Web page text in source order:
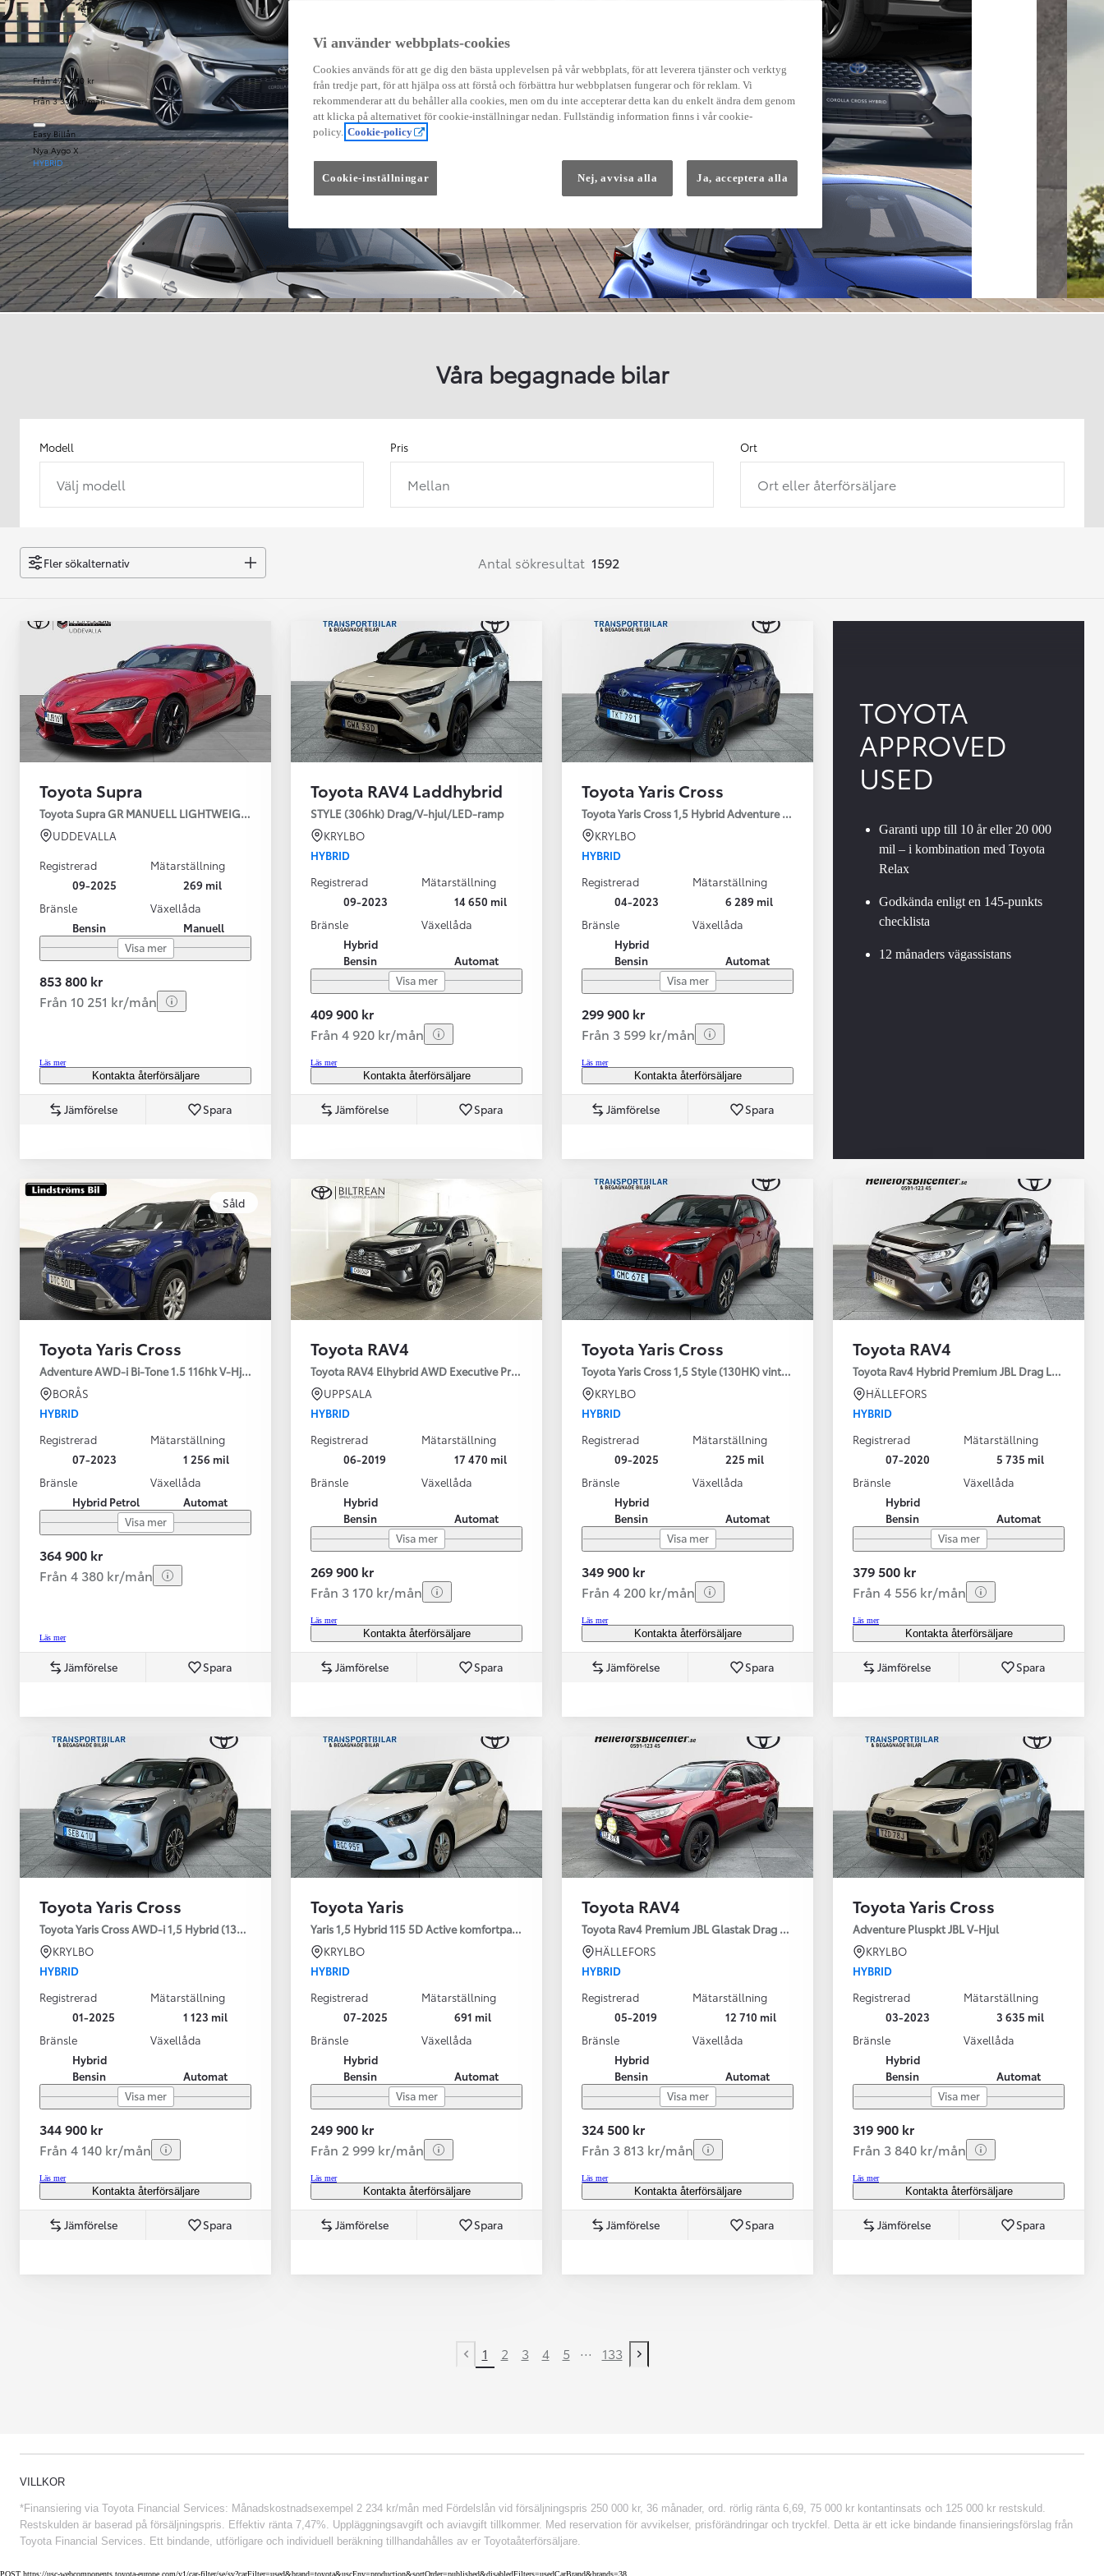
Från 479 900 kr
Från 3 333 kr/mån
Easy Billån
Från 569 900 kr
Från 3 958 kr/mån
Nya Aygo X
HYBRID
Från 238 900 kr
Easy Billån
HYBRID
GR Yaris
BENSIN
Från 599 900 kr
Corolla
HYBRID
Från 324 900 kr
Från 3 194 kr/mån
HYBRID
Från 360 900 kr
Från 3 548 kr/mån
Easy Billån
Toyota C-HR
HYBRID & LADDHYBRID
Från 350 900 kr
Från 3 450 kr/mån
Easy Billån
Toyota GR Supra
BENSIN
Nya GR GT
The soul lives on
Vi har Sveriges mest nöjda
Toyota
När varje jobb
Våra begagnade bilar
Modell
Välj modell
Pris
Mellan
Ort
Ort eller återförsäljare
Fler sökalternativ Antal sökresultat 1592
Toyota Supra
Toyota Supra GR MANUELL LIGHTWEIGHT EVO / OMG LEV! MOMSBIL!
UDDEVALLA
Registrerad
09-2025
Mätarställning
269 mil
Bränsle
Bensin
Växellåda
Manuell
Visa mer
853 800 kr
Från 10 251 kr/mån
Läs mer
Kontakta återförsäljare
Jämförelse Spara
Toyota RAV4 Laddhybrid
STYLE (306hk) Drag/V-hjul/LED-ramp
KRYLBO
HYBRID
Registrerad
09-2023
Mätarställning
14 650 mil
Bränsle
Hybrid
Bensin
Växellåda
Automat
Visa mer
409 900 kr
Från 4 920 kr/mån
Läs mer
Kontakta återförsäljare
Jämförelse Spara
Toyota Yaris Cross
Toyota Yaris Cross 1,5 Hybrid Adventure Drag V-Hjul
KRYLBO
HYBRID
Registrerad
04-2023
Mätarställning
6 289 mil
Bränsle
Hybrid
Bensin
Växellåda
Automat
Visa mer
299 900 kr
Från 3 599 kr/mån
Läs mer
Kontakta återförsäljare
Jämförelse Spara
TOYOTA
APPROVED
USED
Garanti upp till 10 år eller 20 000
mil – i kombination med Toyota
Relax
Godkända enligt en 145-punkts
checklista
12 månaders vägassistans
Såld
Toyota Yaris Cross
Adventure AWD-i Bi-Tone 1.5 116hk V-Hjul Drag JBL
BORÅS
HYBRID
Registrerad
07-2023
Mätarställning
1 256 mil
Bränsle
Hybrid Petrol
Växellåda
Automat
Visa mer
364 900 kr
Från 4 380 kr/mån
Läs mer
Jämförelse Spara
Toyota RAV4
Toyota RAV4 Elhybrid AWD Executive Premium Drag 360-kamera JBL
UPPSALA
HYBRID
Registrerad
06-2019
Mätarställning
17 470 mil
Bränsle
Hybrid
Bensin
Växellåda
Automat
Visa mer
269 900 kr
Från 3 170 kr/mån
Läs mer
Kontakta återförsäljare
Jämförelse Spara
Toyota Yaris Cross
Toyota Yaris Cross 1,5 Style (130HK) vinterhjul
KRYLBO
HYBRID
Registrerad
09-2025
Mätarställning
225 mil
Bränsle
Hybrid
Bensin
Växellåda
Automat
Visa mer
349 900 kr
Från 4 200 kr/mån
Läs mer
Kontakta återförsäljare
Jämförelse Spara
Toyota RAV4
Toyota Rav4 Hybrid Premium JBL Drag Led ramp
HÄLLEFORS
HYBRID
Registrerad
07-2020
Mätarställning
5 735 mil
Bränsle
Hybrid
Bensin
Växellåda
Automat
Visa mer
379 500 kr
Från 4 556 kr/mån
Läs mer
Kontakta återförsäljare
Jämförelse Spara
Toyota Yaris Cross
Toyota Yaris Cross AWD-i 1,5 Hybrid (130HK) Style V-hjul
KRYLBO
HYBRID
Registrerad
01-2025
Mätarställning
1 123 mil
Bränsle
Hybrid
Bensin
Växellåda
Automat
Visa mer
344 900 kr
Från 4 140 kr/mån
Läs mer
Kontakta återförsäljare
Jämförelse Spara
Toyota Yaris
Yaris 1,5 Hybrid 115 5D Active komfortpaket
KRYLBO
HYBRID
Registrerad
07-2025
Mätarställning
691 mil
Bränsle
Hybrid
Bensin
Växellåda
Automat
Visa mer
249 900 kr
Från 2 999 kr/mån
Läs mer
Kontakta återförsäljare
Jämförelse Spara
Toyota RAV4
Toyota Rav4 Premium JBL Glastak Drag Motorv Vhjul
HÄLLEFORS
HYBRID
Registrerad
05-2019
Mätarställning
12 710 mil
Bränsle
Hybrid
Bensin
Växellåda
Automat
Visa mer
324 500 kr
Från 3 813 kr/mån
Läs mer
Kontakta återförsäljare
Jämförelse Spara
Toyota Yaris Cross
Adventure Pluspkt JBL V-Hjul
KRYLBO
HYBRID
Registrerad
03-2023
Mätarställning
3 635 mil
Bränsle
Hybrid
Bensin
Växellåda
Automat
Visa mer
319 900 kr
Från 3 840 kr/mån
Läs mer
Kontakta återförsäljare
Jämförelse Spara
Previous page
1 2 3 4 5 ... 133
Next page
VILLKOR
*Finansiering via Toyota Financial Services: Månadskostnadsexempel 2 234 kr/mån med Fördelslån vid försäljningspris 250 000 kr, 36 månader, ord. rörlig ränta 6,69, 75 000 kr kontantinsats och 125 000 kr restskuld.
Restskulden är baserad på försäljningspris. Effektiv ränta 7,47%. Uppläggningsavgift och aviavgift tillkommer. Med reservation för avvikelser, prisförändringar och tryckfel. Detta är ett icke bindande finansieringsförslag från
Toyota Financial Services. Ett bindande, utförligare och individuell beräkning tillhandahålles av er Toyotaåterförsäljare.
POST https://usc-webcomponents.toyota-europe.com/v1/car-filter/se/sv?carFilter=used&brand=toyota&uscEnv=production&sortOrder=published&disabledFilters=usedCarBrand&brands=38
Vi använder webbplats-cookies
Cookies används för att ge dig den bästa upplevelsen på vår webbplats, för att leverera tjänster och verktyg
från tredje part, för att hjälpa oss att förstå och förbättra hur webbplatsen fungerar och för reklam. Vi
rekommenderar att du behåller alla cookies, men om du inte accepterar detta kan du enkelt ändra dem genom
att klicka på alternativet för cookie-inställningar nedan. Fullständig information finns i vår cookie-
policy. Cookie-policy
Cookie-inställningar Nej, avvisa alla Ja, acceptera alla